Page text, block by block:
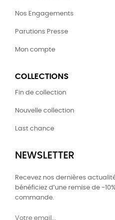
Nos Engagements
Parutions Presse
Mon compte
COLLECTIONS
Fin de collection
Nouvelle collection
Last chance
NEWSLETTER
Recevez nos dernières
bénéficiez d’une remise de -
commande.